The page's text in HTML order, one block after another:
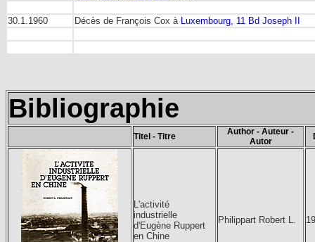
30.1.1960 Décès de François Cox à Luxembourg, 11 Bd Joseph II
Bibliographie
Titel - Titre
Author - Auteur -
Autor
L'activité
industrielle
d'Eugène Ruppert
en Chine
Philippart Robert L.